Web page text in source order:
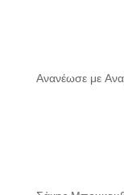
Ανανέωσε με